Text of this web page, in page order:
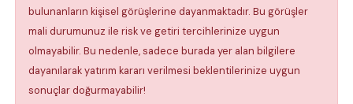
bulunanların kişisel görüşlerine dayanmaktadır. Bu görüşler
mali durumunuz ile risk ve getiri tercihlerinize uygun
olmayabilir. Bu nedenle, sadece burada yer alan bilgilere
dayanılarak yatırım kararı verilmesi beklentilerinize uygun
sonuçlar doğurmayabilir!